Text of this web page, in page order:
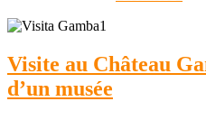
Visite au Château
d’un musée